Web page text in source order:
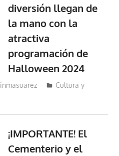
diversión llegan de
la mano con la
atractiva
programación de
Halloween 2024
inmasuarez
Cultura y
¡IMPORTANTE! El
Cementerio y el